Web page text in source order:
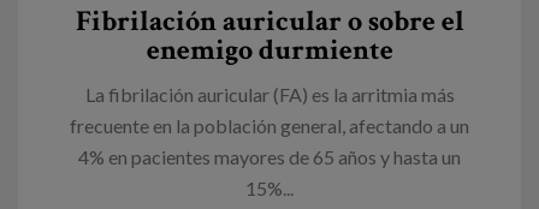
Fibrilación auricular o sobre el
enemigo durmiente
La fibrilación auricular (FA) es la arritmia más
frecuente en la población general, afectando a un
4% en pacientes mayores de 65 años y hasta un
15%...